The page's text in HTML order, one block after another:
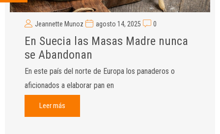
Jeannette Munoz agosto 14, 2025 0
En Suecia las Masas Madre nunca
se Abandonan
En este país del norte de Europa los panaderos o
aficionados a elaborar pan en
Leer más